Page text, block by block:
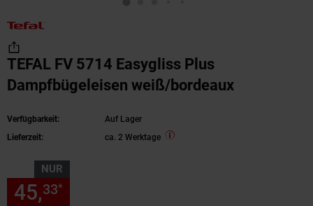
TEFAL FV 5714 Easygliss Plus
Dampfbügeleisen weiß/bordeaux
Verfügbarkeit:
Auf Lager
Lieferzeit:
ca. 2 Werktage
NUR
45,33*